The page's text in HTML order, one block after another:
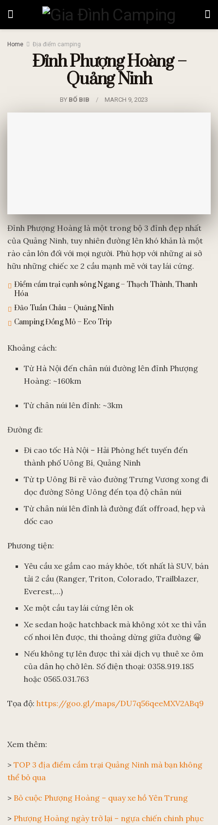
Home Địa điểm camping
Đỉnh Phượng Hoàng –
Quảng Ninh
BY BỐ BIB MARCH 9, 2023
Đỉnh Phượng Hoàng là một trong bộ 3 đỉnh đẹp nhất
của Quảng Ninh, tuy nhiên đường lên khó khăn là một
rào cản lớn đối với mọi người. Phù hợp với những ai sở
hữu những chiếc xe 2 cầu mạnh mẽ với tay lái cứng.
Điểm cắm trại cạnh sông Ngang – Thạch Thành, Thanh
Hóa
Đảo Tuần Châu – Quảng Ninh
Camping Đồng Mô – Eco Trip
Khoảng cách:
Từ Hà Nội đến chân núi đường lên đỉnh Phượng
Hoàng: ~160km
Từ chân núi lên đỉnh: ~3km
Đường đi:
Đi cao tốc Hà Nội – Hải Phòng hết tuyến đến
thành phố Uông Bí, Quảng Ninh
Từ tp Uông Bí rẽ vào đường Trưng Vương xong đi
dọc đường Sông Uông đến tọa độ chân núi
Từ chân núi lên đỉnh là đường đất offroad, hẹp và
dốc cao
Phương tiện:
Yêu cầu xe gầm cao máy khỏe, tốt nhất là SUV, bán
tải 2 cầu (Ranger, Triton, Colorado, Trailblazer,
Everest,…)
Xe một cầu tay lái cứng lên ok
Xe sedan hoặc hatchback mà không xót xe thì vẫn
cố nhoi lên được, thi thoảng dừng giữa đường 😀
Nếu không tự lên được thì xài dịch vụ thuê xe ôm
của dân họ chở lên. Số điện thoại: 0358.919.185
hoặc 0565.031.763
Tọa độ: https://goo.gl/maps/DU7q56qeeMXV2ABq9
Xem thêm:
> TOP 3 địa điểm cắm trại Quảng Ninh mà bạn không
thể bỏ qua
> Bỏ cuộc Phượng Hoàng – quay xe hồ Yên Trung
> Phượng Hoàng ngày trở lại – ngựa chiến chinh phục